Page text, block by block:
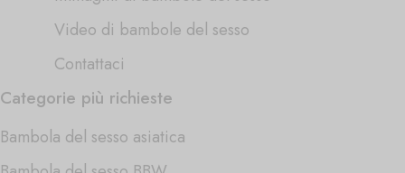
Video di bambole del sesso
Contattaci
Categorie più richieste
Bambola del sesso asiatica